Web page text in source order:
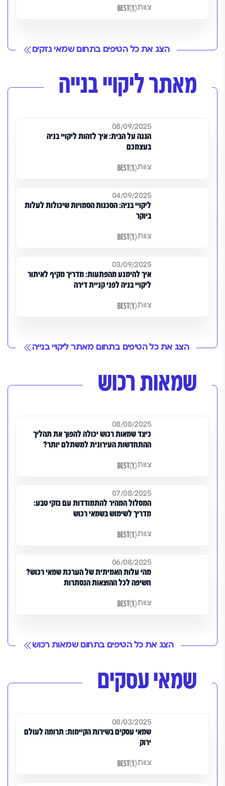
צוות
הצג את כל הטיפים בתחום שמאי נזקים
מאתר ליקויי בנייה
08/09/2025
הגנה על הבית: איך לזהות ליקויי בניה
בעצמכם
צוות
04/09/2025
ליקויי בניה: הסכנות הסמויות שיכולות לעלות
ביוקר
צוות
03/09/2025
איך להימנע מהפתעות: מדריך מקיף לאיתור
ליקויי בניה לפני קניית דירה
צוות
הצג את כל הטיפים בתחום מאתר ליקויי בנייה
שמאות רכוש
08/08/2025
כיצד שמאות רכוש יכולה להפוך את תהליך
ההתחדשות העירונית למשתלם יותר?
צוות
07/08/2025
המסלול המהיר להתמודדות עם נזקי טבע:
מדריך לשימוש בשמאי רכוש
צוות
06/08/2025
מהי עלות האמיתית של הערכת שמאי רכוש?
חשיפה לכל ההוצאות הנסתרות
צוות
הצג את כל הטיפים בתחום שמאות רכוש
שמאי עסקים
08/03/2025
שמאי עסקים בשירות הקיימות: תרומה לעולם
ירוק
צוות